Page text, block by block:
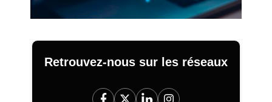
Retrouvez-nous sur les réseaux